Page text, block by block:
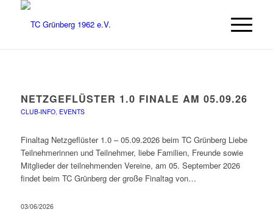
NETZGEFLÜSTER 1.0 FINALE AM 05.09.26
CLUB-INFO, EVENTS
Finaltag Netzgeflüster 1.0 – 05.09.2026 beim TC Grünberg Liebe
Teilnehmerinnen und Teilnehmer, liebe Familien, Freunde sowie
Mitglieder der teilnehmenden Vereine, am 05. September 2026
findet beim TC Grünberg der große Finaltag von…
03/06/2026